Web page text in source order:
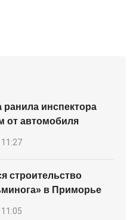
ранила инспектора
от автомобиля
строительство
в Приморье